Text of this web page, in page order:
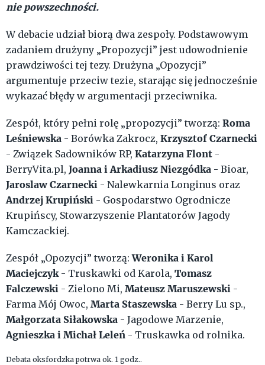
nie powszechności.
W debacie udział biorą dwa zespoły. Podstawowym
zadaniem drużyny „Propozycji” jest udowodnienie
prawdziwości tej tezy. Drużyna „Opozycji”
argumentuje przeciw tezie, starając się jednocześnie
wykazać błędy w argumentacji przeciwnika.
Zespół, który pełni rolę „propozycji” tworzą: Roma
Leśniewska - Borówka Zakrocz, Krzysztof Czarnecki
- Związek Sadowników RP, Katarzyna Flont -
BerryVita.pl, Joanna i Arkadiusz Niezgódka - Bioar,
Jaroslaw Czarnecki - Nalewkarnia Longinus oraz
Andrzej Krupiński - Gospodarstwo Ogrodnicze
Krupińscy, Stowarzyszenie Plantatorów Jagody
Kamczackiej.
Zespół „Opozycji” tworzą:Weronika i Karol
Maciejczyk- Truskawki od Karola, Tomasz
Falczewski - Zielono Mi, Mateusz Maruszewski -
Farma Mój Owoc, Marta Staszewska - Berry Lu sp.,
Małgorzata Siłakowska - Jagodowe Marzenie,
Agnieszka i Michał Leleń - Truskawka od rolnika.
Debata oksfordzka potrwa ok. 1 godz..